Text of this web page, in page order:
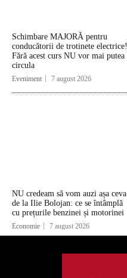
Schimbare MAJORĂ pentru
conducătorii de trotinete electrice!
Fără acest curs NU vor mai putea
circula
Eveniment 7 august 2026
NU credeam să vom auzi așa ceva
de la Ilie Bolojan: ce se întâmplă
cu prețurile benzinei și motorinei
Economie 7 august 2026